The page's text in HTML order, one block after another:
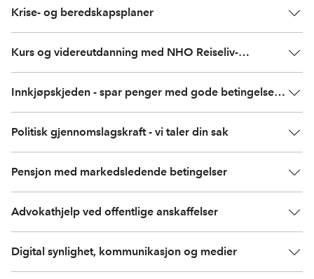
Krise- og beredskapsplaner
Kurs og videreutdanning med NHO Reiseliv-
Innkjøpskjeden - spar penger med gode betingelser
Politisk gjennomslagskraft - vi taler din sak
Pensjon med markedsledende betingelser
Advokathjelp ved offentlige anskaffelser
Digital synlighet, kommunikasjon og medier